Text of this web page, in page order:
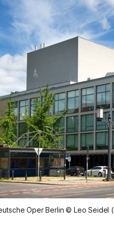
Oper Berlin © Leo Seidel